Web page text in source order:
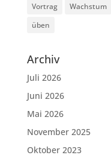
Vortrag
Wachstum
üben
Archiv
Juli 2026
Juni 2026
Mai 2026
November 2025
Oktober 2023